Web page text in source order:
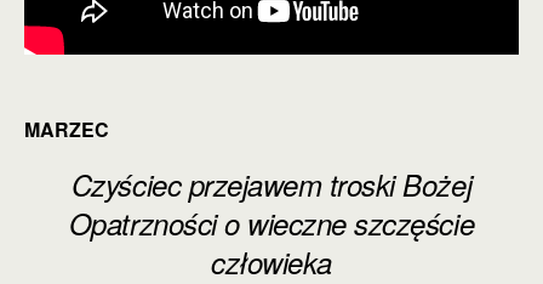
MARZEC
Czyściec przejawem troski Bożej
Opatrzności o wieczne szczęście
człowieka